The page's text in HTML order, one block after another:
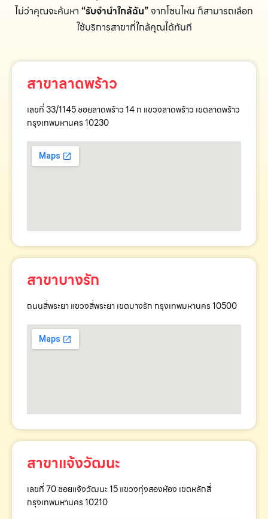
ไม่ว่าคุณจะค้นหา “รับจำนำใกล้ฉัน”จากโซนไหน ก็สามารถเลือก
ใช้บริการสาขาที่ใกล้คุณได้ทันที
สาขาลาดพร้าว
เลขที่ 33/1145 ซอยลาดพร้าว 14 ก แขวงลาดพร้าว เขตลาดพร้าว
กรุงเทพมหานคร 10230
สาขาบางรัก
ถนนสี่พระยา แขวงสี่พระยา เขตบางรัก กรุงเทพมหานคร 10500
สาขาแจ้งวัฒนะ
เลขที่ 70 ซอยแจ้งวัฒนะ 15 แขวงทุ่งสองห้อง เขตหลักสี่
กรุงเทพมหานคร 10210